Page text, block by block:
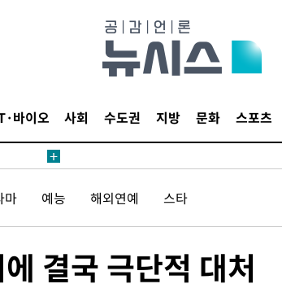
바이오 사회 수도권 지방 문화 스포츠
일 후
후
마 예능 해외연예 스타
결국 극단적 대처